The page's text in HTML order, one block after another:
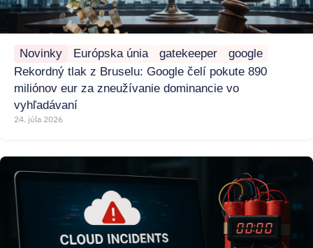
Novinky Európska únia gatekeeper
google
Rekordný tlak z Bruselu: Google čelí pokute 890
miliónov eur za zneužívanie dominancie vo
vyhľadávaní
24. júla 2026